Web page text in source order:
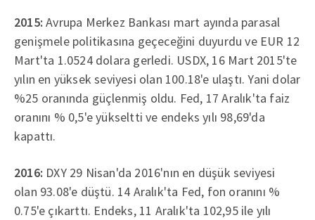
2015: Avrupa Merkez Bankası mart ayında parasal
genişmele politikasına geçeceğini duyurdu ve EUR 12
Mart'ta 1.0524 dolara gerledi. USDX, 16 Mart 2015'te
yılın en yüksek seviyesi olan 100.18'e ulaştı. Yani dolar
%25 oranında güçlenmiş oldu. Fed, 17 Aralık'ta faiz
oranını % 0,5'e yükseltti ve endeks yılı 98,69'da
kapattı.
2016: DXY 29 Nisan'da 2016'nın en düşük seviyesi
olan 93.08'e düştü. 14 Aralık'ta Fed, fon oranını %
0.75'e çıkarttı. Endeks, 11 Aralık'ta 102,95 ile yılı